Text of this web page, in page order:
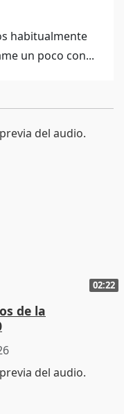
habitualmente
un poco con...
02:22
de la